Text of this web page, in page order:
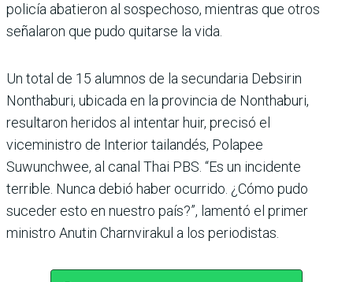
policía abatieron al sospechoso, mientras que otros
señalaron que pudo quitarse la vida.
Un total de 15 alumnos de la secundaria Debsirin
Nonthaburi, ubicada en la provincia de Nonthaburi,
resultaron heridos al intentar huir, precisó el
viceministro de Interior tailandés, Polapee
Suwunchwee, al canal Thai PBS. “Es un incidente
terrible. Nunca debió haber ocurrido. ¿Cómo pudo
suceder esto en nuestro país?”, lamentó el primer
ministro Anutin Charnvirakul a los periodistas.